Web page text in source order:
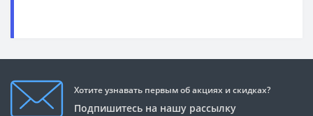
Хотите узнавать первым об акциях и скидках?
Подпишитесь на нашу рассылку